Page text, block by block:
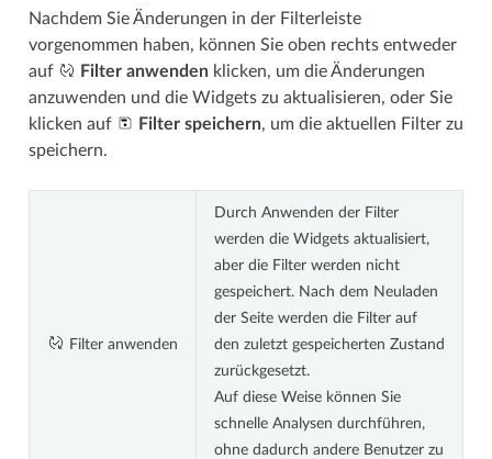
Nachdem Sie Änderungen in der Filterleiste
vorgenommen haben, können Sie oben rechts entweder
auf
Filter anwendenklicken, um die Änderungen
anzuwenden und die Widgets zu aktualisieren, oder Sie
klicken auf
Filter speichern, um die aktuellen Filter zu
speichern.
Filter anwenden
Durch Anwenden der Filter
werden die Widgets aktualisiert,
aber die Filter werden nicht
gespeichert. Nach dem Neuladen
der Seite werden die Filter auf
den zuletzt gespeicherten Zustand
zurückgesetzt.
Auf diese Weise können Sie
schnelle Analysen durchführen,
ohne dadurch andere Benutzer zu